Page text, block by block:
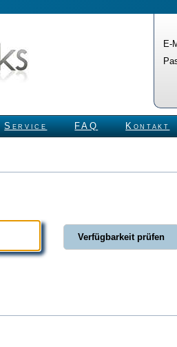
E-
Service FAQ Kontakt